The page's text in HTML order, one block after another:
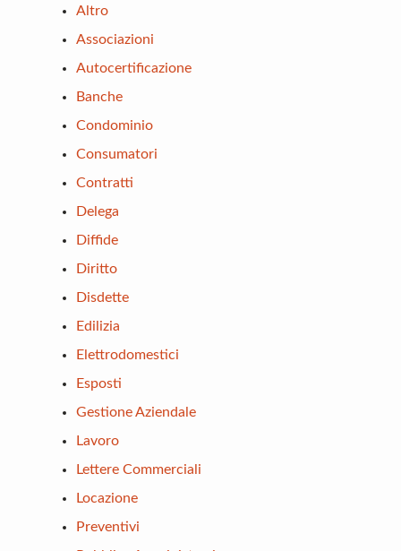
Altro
Associazioni
Autocertificazione
Banche
Condominio
Consumatori
Contratti
Delega
Diffide
Diritto
Disdette
Edilizia
Elettrodomestici
Esposti
Gestione Aziendale
Lavoro
Lettere Commerciali
Locazione
Preventivi